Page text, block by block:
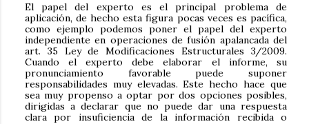
El papel del experto es el principal problema de
aplicación, de hecho esta figura pocas veces es pacífica,
como ejemplo podemos poner el papel del experto
independiente en operaciones de fusión apalancada del
art. 35 Ley de Modificaciones Estructurales 3/2009.
Cuando el experto debe elaborar el informe, su
pronunciamiento favorable puede suponer
responsabilidades muy elevadas. Este hecho hace que
sea muy propenso a optar por dos opciones posibles,
dirigidas a declarar que no puede dar una respuesta
clara por insuficiencia de la información recibida o